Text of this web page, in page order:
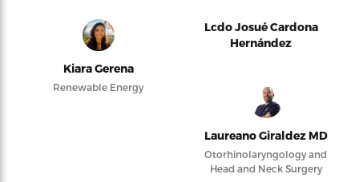
Kiara Gerena
Renewable Energy
Lcdo Josué Cardona
Hernández
Laureano Giraldez MD
Otorhinolaryngology and
Head and Neck Surgery